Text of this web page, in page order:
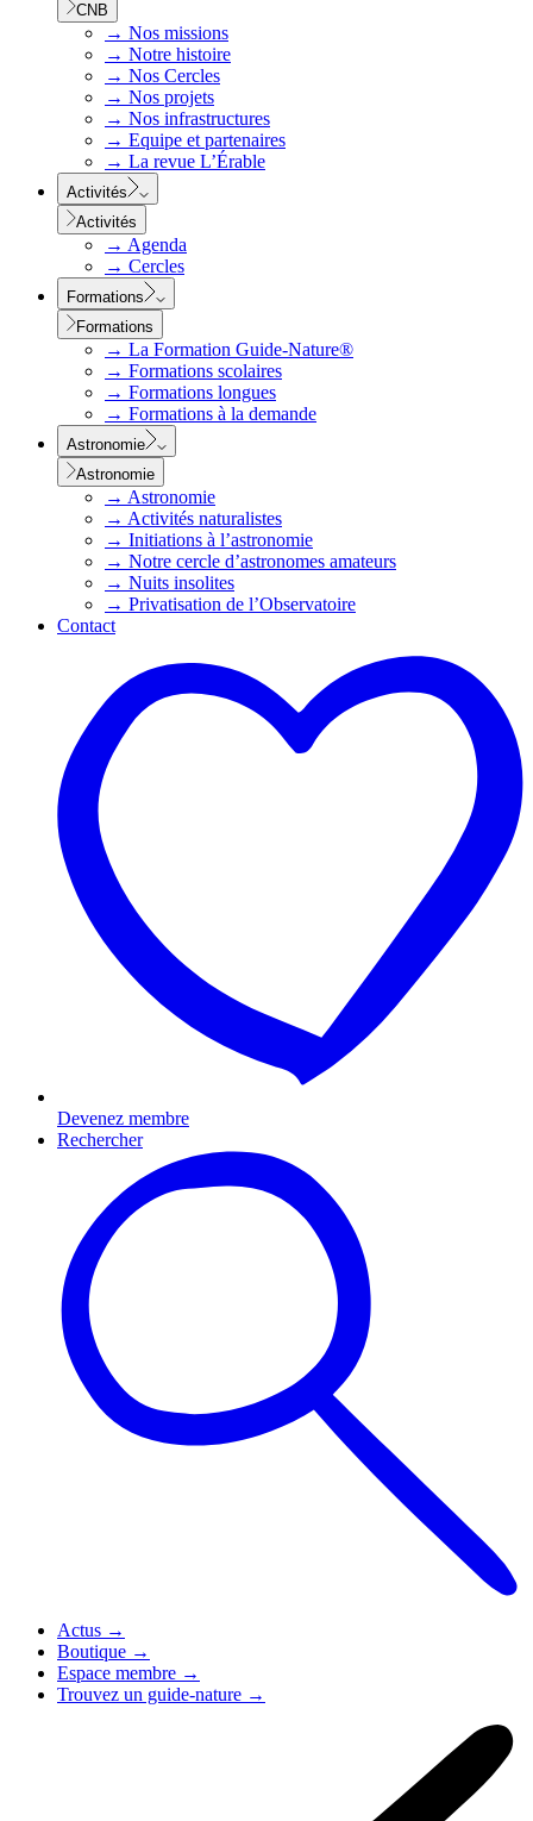
CNB
→ Nos missions
→ Notre histoire
→ Nos Cercles
→ Nos projets
→ Nos infrastructures
→ Equipe et partenaires
→ La revue L’Érable
Activités
Activités
→ Agenda
→ Cercles
Formations
Formations
→ La Formation Guide-Nature®
→ Formations scolaires
→ Formations longues
→ Formations à la demande
Astronomie
Astronomie
→ Astronomie
→ Activités naturalistes
→ Initiations à l’astronomie
→ Notre cercle d’astronomes amateurs
→ Nuits insolites
→ Privatisation de l’Observatoire
Contact
Devenez membre
Rechercher
Actus →
Boutique →
Espace membre →
Trouvez un guide-nature →